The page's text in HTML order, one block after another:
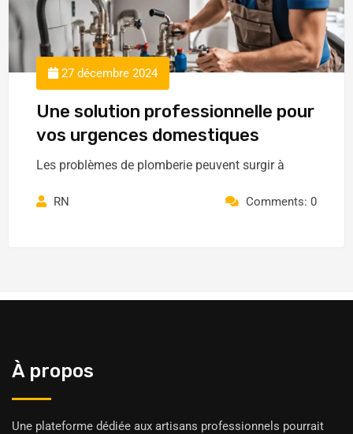
27 décembre 2024
Une solution professionnelle pour
vos urgences domestiques
Les problèmes de plomberie peuvent surgir à
RN Comments: 0
À propos
Une plateforme dédiée aux artisans professionnels pourrait